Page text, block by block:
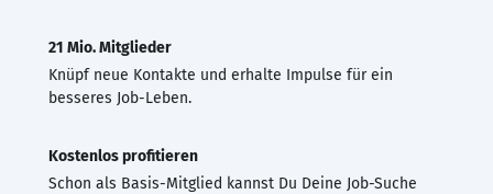
21 Mio. Mitglieder
Knüpf neue Kontakte und erhalte Impulse für ein
besseres Job-Leben.
Kostenlos profitieren
Schon als Basis-Mitglied kannst Du Deine Job-Suche